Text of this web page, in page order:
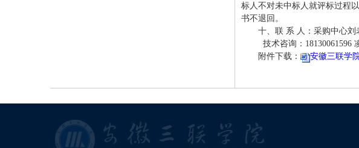
标人不对未中标人就评标过程
书不退回。
十、联 系 人：采购中心刘
技术咨询：18130061596
附件下载：
安徽三联学